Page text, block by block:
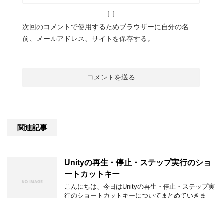
次回のコメントで使用するためブラウザーに自分の名
前、メールアドレス、サイトを保存する。
関連記事
Unityの再生・停止・ステップ実行のショ
ートカットキー
こんにちは、今日はUnityの再生・停止・ステップ実
行のショートカットキーについてまとめていきま